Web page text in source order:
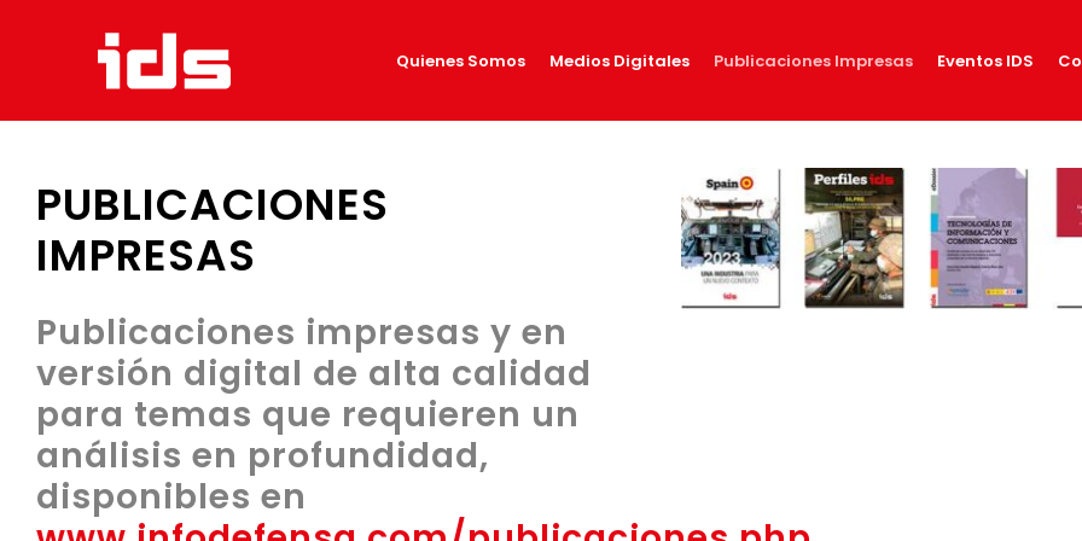
contenido
Quienes Somos Medios Digitales Publicaciones Impresas Eventos IDS
PUBLICACIONES
IMPRESAS
Publicaciones impresas y en
versión digital de alta calidad
para temas que requieren un
análisis en profundidad,
disponibles en